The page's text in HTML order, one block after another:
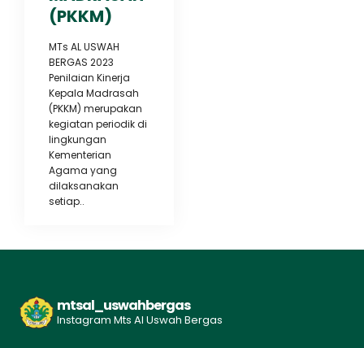
(PKKM)
MTs AL USWAH
BERGAS 2023
Penilaian Kinerja
Kepala Madrasah
(PKKM) merupakan
kegiatan periodik di
lingkungan
Kementerian
Agama yang
dilaksanakan
setiap..
mtsal_uswahbergas
Instagram Mts Al Uswah Bergas